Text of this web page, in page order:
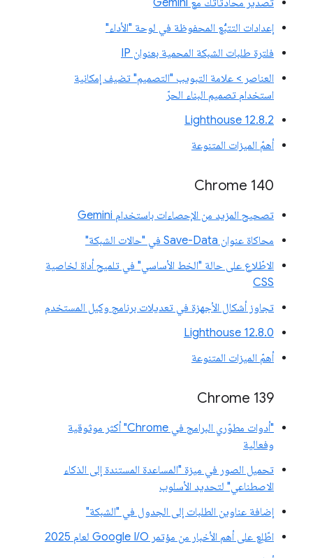
إعدادات التتبُّع المحفوظة في لوحة "الأداء"
فلترة طلبات الشبكة المحمية بعنوان IP
العناصر > علامة التبويب "التصميم" تضيف إمكانية
استخدام تصميم البناء الحرّ
‫Lighthouse 12.8.2
أهمّ الميزات المتنوعة
Chrome 140
تصحيح المزيد من الإحصاءات باستخدام Gemini
محاكاة عنوان Save-Data في "حالات الشبكة"
الاطّلاع على حالة "الخط الأساسي" في تلميح أداة لخاصية
CSS
تجاوز أشكال الأجهزة في تعديلات برنامج وكيل المستخدم
‫Lighthouse 12.8.0
أهمّ الميزات المتنوعة
‫Chrome 139
"أدوات مطوّري البرامج في Chrome" أكثر موثوقية
وفعالية
تحميل الصور في ميزة "المساعدة المستندة إلى الذكاء
الاصطناعي" لتحديد الأسلوب
إضافة عناوين الطلبات إلى الجدول في "الشبكة"
اطّلِع على أهم الأخبار من مؤتمر Google I/O لعام 2025